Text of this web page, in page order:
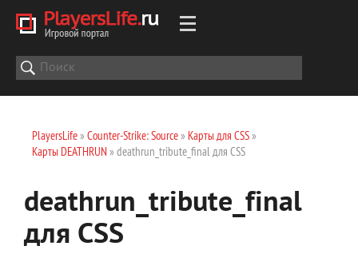
PlayersLife» Counter-Strike: Source» Карты для CSS»
Карты DEATHRUN» deathrun_tribute_final для CSS
deathrun_tribute_final
для CSS